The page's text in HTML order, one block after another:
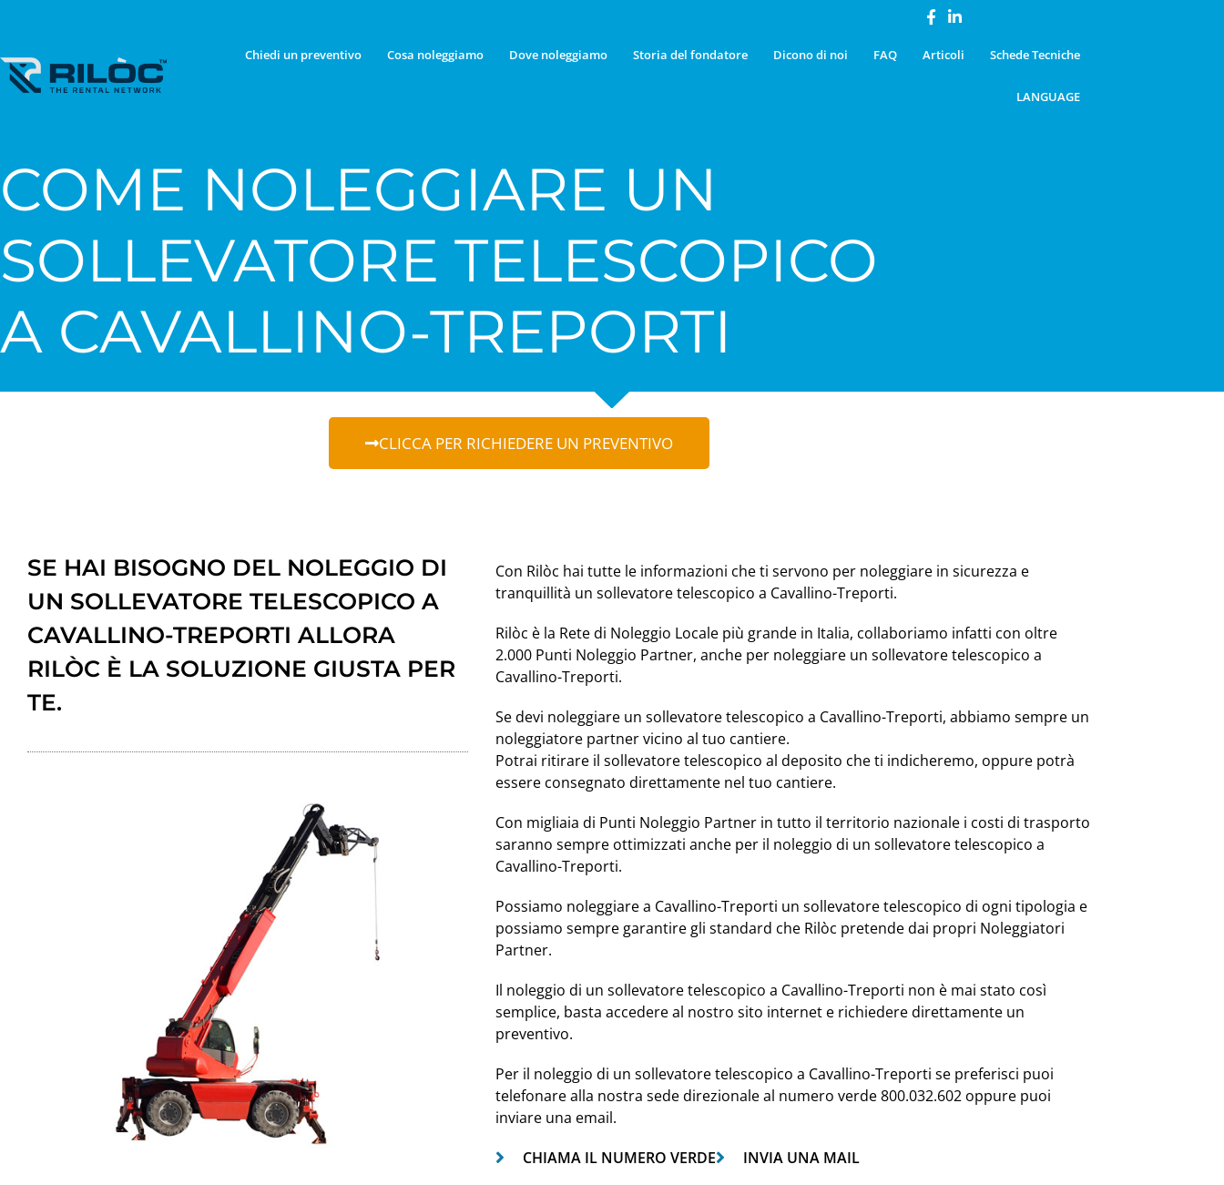
Chiedi un preventivo Cosa noleggiamo Dove noleggiamo Storia del fondatore Dicono di noi FAQ Articoli Schede Tecniche
LANGUAGE
COME NOLEGGIARE UN
SOLLEVATORE TELESCOPICO
A CAVALLINO-TREPORTI
CLICCA PER RICHIEDERE UN PREVENTIVO
SE HAI BISOGNO DEL NOLEGGIO DI
UN SOLLEVATORE TELESCOPICO A
CAVALLINO-TREPORTI ALLORA
RILÒC È LA SOLUZIONE GIUSTA PER
TE.
Con Rilòc hai tutte le informazioni che ti servono per noleggiare in sicurezza e
tranquillità un sollevatore telescopico a Cavallino-Treporti.
Rilòc è la Rete di Noleggio Locale più grande in Italia, collaboriamo infatti con oltre
2.000 Punti Noleggio Partner, anche per noleggiare un sollevatore telescopico a
Cavallino-Treporti.
Se devi noleggiare un sollevatore telescopico a Cavallino-Treporti, abbiamo sempre un
noleggiatore partner vicino al tuo cantiere.
Potrai ritirare il sollevatore telescopico al deposito che ti indicheremo, oppure potrà
essere consegnato direttamente nel tuo cantiere.
Con migliaia di Punti Noleggio Partner in tutto il territorio nazionale i costi di trasporto
saranno sempre ottimizzati anche per il noleggio di un sollevatore telescopico a
Cavallino-Treporti.
Possiamo noleggiare a Cavallino-Treporti un sollevatore telescopico di ogni tipologia e
possiamo sempre garantire gli standard che Rilòc pretende dai propri Noleggiatori
Partner.
Il noleggio di un sollevatore telescopico a Cavallino-Treporti non è mai stato così
semplice, basta accedere al nostro sito internet e richiedere direttamente un
preventivo.
Per il noleggio di un sollevatore telescopico a Cavallino-Treporti se preferisci puoi
telefonare alla nostra sede direzionale al numero verde 800.032.602 oppure puoi
inviare una email.
CHIAMA IL NUMERO VERDE
INVIA UNA MAIL